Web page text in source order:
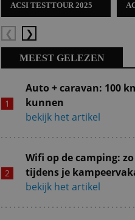
ACSI TESTTOUR 2025
VorigeVolgende
MEEST GELEZEN
Auto + caravan: 100
kunnen
bekijk het artikel
Wifi op de camping:
tijdens je
bekijk het artikel